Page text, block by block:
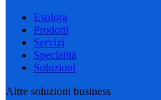
Esplora
Prodotti
Servizi
Specialità
Soluzioni
Altre soluzioni business